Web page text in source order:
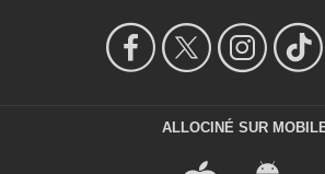
ALLOCINÉ SUR